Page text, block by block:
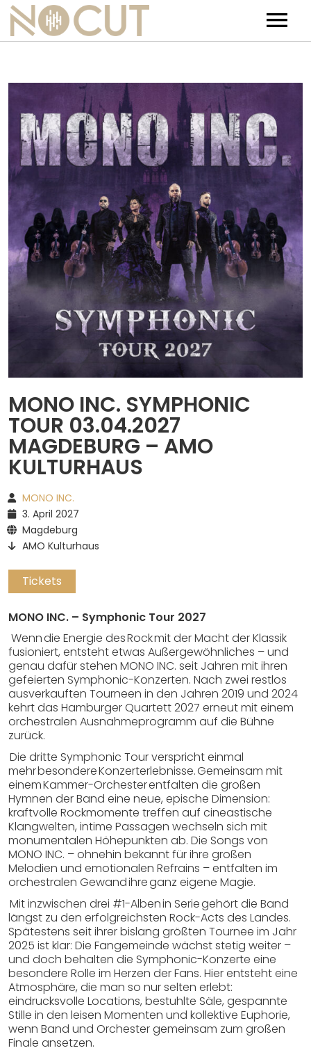
Artists – Filters
Releases
Events
News
Team
Contact
Jobs
Tickets & Merch
Spotify
MONO INC. SYMPHONIC
TOUR 03.04.2027
MAGDEBURG – AMO
KULTURHAUS
MONO INC.
3. April 2027
Magdeburg
AMO Kulturhaus
Tickets
MONO INC. – Symphonic Tour 2027
Wenn die Energie des Rock mit der Macht der Klassik
fusioniert, entsteht etwas Außergewöhnliches – und
genau dafür stehen MONO INC. seit Jahren mit ihren
gefeierten Symphonic-Konzerten. Nach zwei restlos
ausverkauften Tourneen in den Jahren 2019 und 2024
kehrt das Hamburger Quartett 2027 erneut mit einem
orchestralen Ausnahmeprogramm auf die Bühne
zurück.
Die dritte Symphonic Tour verspricht einmal
mehr besondere Konzerterlebnisse. Gemeinsam mit
einem Kammer-Orchester entfalten die großen
Hymnen der Band eine neue, epische Dimension:
kraftvolle Rockmomente treffen auf cineastische
Klangwelten, intime Passagen wechseln sich mit
monumentalen Höhepunkten ab. Die Songs von
MONO INC. – ohnehin bekannt für ihre großen
Melodien und emotionalen Refrains – entfalten im
orchestralen Gewand ihre ganz eigene Magie.
Mit inzwischen drei #1-Alben in Serie gehört die Band
längst zu den erfolgreichsten Rock-Acts des Landes.
Spätestens seit ihrer bislang größten Tournee im Jahr
2025 ist klar: Die Fangemeinde wächst stetig weiter –
und doch behalten die Symphonic-Konzerte eine
besondere Rolle im Herzen der Fans. Hier entsteht eine
Atmosphäre, die man so nur selten erlebt:
eindrucksvolle Locations, bestuhlte Säle, gespannte
Stille in den leisen Momenten und kollektive Euphorie,
wenn Band und Orchester gemeinsam zum großen
Finale ansetzen.